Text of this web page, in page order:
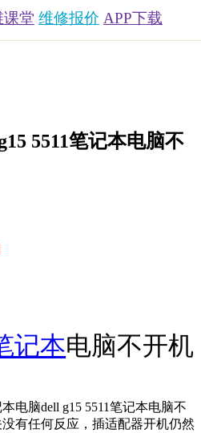
课堂 维修报价 APP下载
5511笔记本电脑不
记本电脑不开机
电脑dell g15 5511笔记本电脑不
有任何反应，插适配器开机仍然